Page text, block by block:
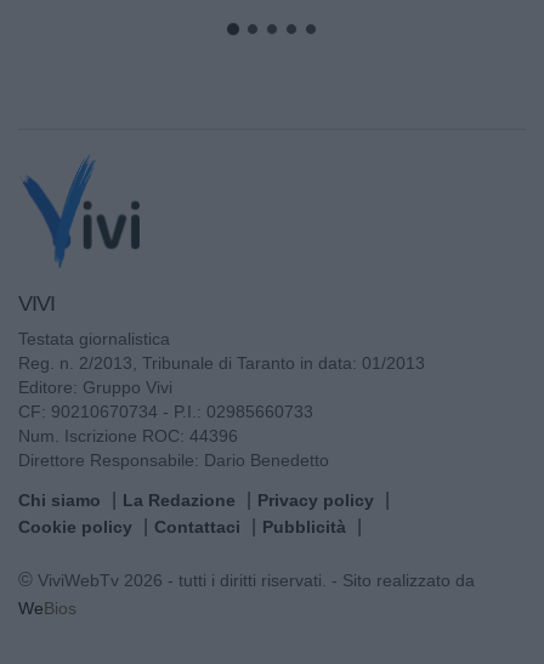
VIVI
Testata giornalistica
Reg. n. 2/2013, Tribunale di Taranto in data: 01/2013
Editore: Gruppo Vivi
CF: 90210670734 - P.I.: 02985660733
Num. Iscrizione ROC: 44396
Direttore Responsabile: Dario Benedetto
Chi siamo La Redazione
Privacy policy
Cookie policy
Contattaci Pubblicità
© ViviWebTv 2026 - tutti i diritti riservati. - Sito realizzato da
WeBios